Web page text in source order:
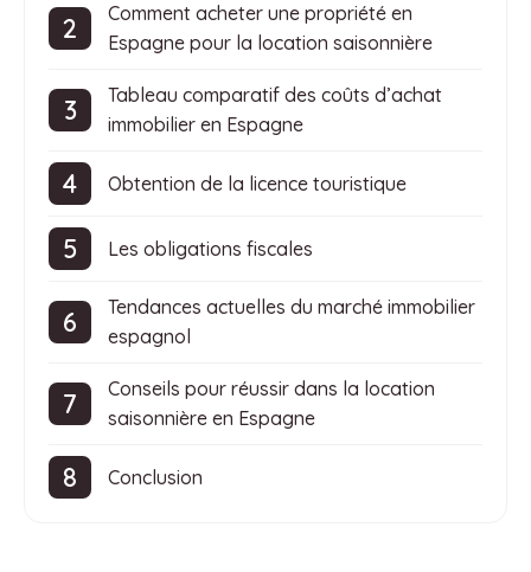
Comment acheter une propriété en
Espagne pour la location saisonnière
Tableau comparatif des coûts d’achat
immobilier en Espagne
Obtention de la licence touristique
Les obligations fiscales
Tendances actuelles du marché immobilier
espagnol
Conseils pour réussir dans la location
saisonnière en Espagne
Conclusion